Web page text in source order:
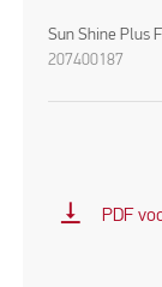
Sun Shine Plus
207400187
vertical_align_bottom PDF